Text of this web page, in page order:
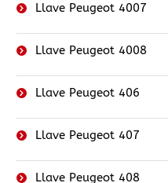
Llave Peugeot 4007
Llave Peugeot 4008
Llave Peugeot 406
Llave Peugeot 407
Llave Peugeot 408